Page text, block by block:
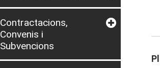
Contractacions,
Convenis i
Subvencions